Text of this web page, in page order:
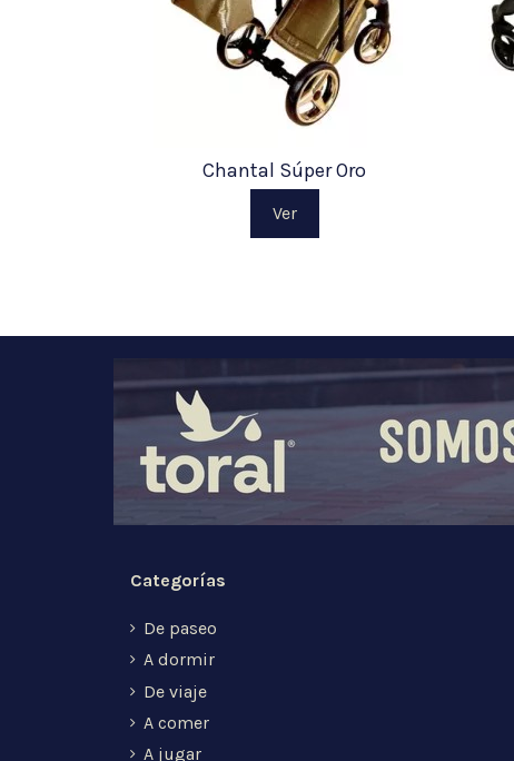
Chantal Súper Oro
Ver
Categorías
De paseo
A dormir
De viaje
A comer
A jugar